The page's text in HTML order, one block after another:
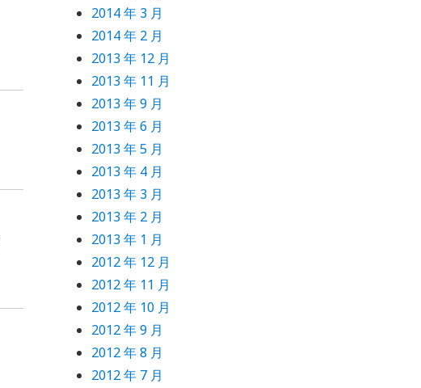
2014 年 3 月
2014 年 2 月
2013 年 12 月
2013 年 11 月
2013 年 9 月
2013 年 6 月
2013 年 5 月
2013 年 4 月
2013 年 3 月
2013 年 2 月
2013 年 1 月
2012 年 12 月
2012 年 11 月
2012 年 10 月
2012 年 9 月
2012 年 8 月
2012 年 7 月